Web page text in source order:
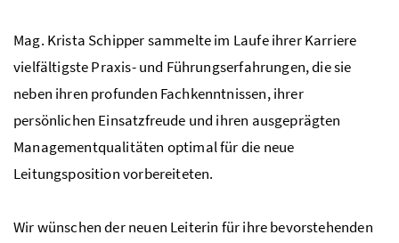
Mag. Krista Schipper sammelte im Laufe ihrer Karriere
vielfältigste Praxis- und Führungserfahrungen, die sie
neben ihren profunden Fachkenntnissen, ihrer
persönlichen Einsatzfreude und ihren ausgeprägten
Managementqualitäten optimal für die neue
Leitungsposition vorbereiteten.
Wir wünschen der neuen Leiterin für ihre bevorstehenden